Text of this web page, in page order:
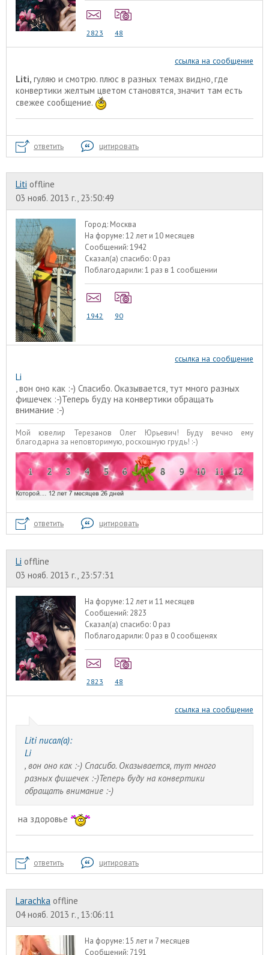
2823 48
ссылка на сообщение
Liti, гуляю и смотрю. плюс в разных темах видно, где
конвертики желтым цветом становятся, значит там есть
свежее сообщение.
ответить цитировать
Liti offline
03 нояб. 2013 г., 23:50:49
Город: Москва
На форуме:12 лет и 10 месяцев
Сообщений:1942
Сказал(а) спасибо: 0 раз
Поблагодарили:1 раз в 1 сообщении
1942 90
ссылка на сообщение
Li
, вон оно как :-) Спасибо. Оказывается, тут много разных
фишечек :-)Теперь буду на конвертики обращать
внимание :-)
Мой ювелир Терезанов Олег Юрьевич! Буду вечно ему
благодарна за неповторимую, роскошную грудь! :-)
ответить цитировать
Li offline
03 нояб. 2013 г., 23:57:31
На форуме:12 лет и 11 месяцев
Сообщений: 2823
Сказал(а) спасибо: 0 раз
Поблагодарили: 0 раз в 0 сообщенях
2823 48
ссылка на сообщение
Liti писал(а):
Li
, вон оно как :-) Спасибо. Оказывается, тут много
разных фишечек :-)Теперь буду на конвертики
обращать внимание :-)
на здоровье
ответить цитировать
Larachka offline
04 нояб. 2013 г., 13:06:11
На форуме:15 лет и 7 месяцев
Сообщений: 7191